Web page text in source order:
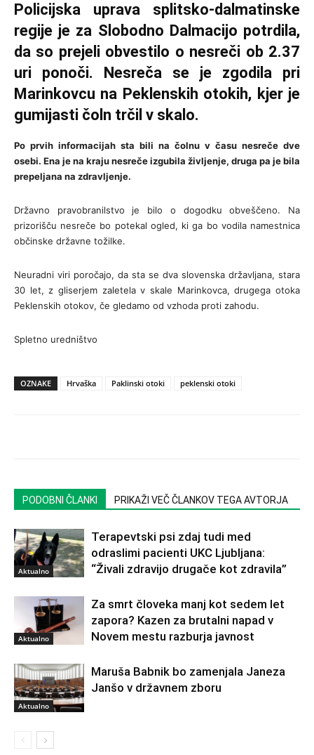
Policijska uprava splitsko-dalmatinske
regije je za Slobodno Dalmacijo potrdila,
da so prejeli obvestilo o nesreči ob 2.37
uri ponoči. Nesreča se je zgodila pri
Marinkovcu na Peklenskih otokih, kjer je
gumijasti čoln trčil v skalo.
Po prvih informacijah sta bili na čolnu v času nesreče dve
osebi. Ena je na kraju nesreče izgubila življenje, druga pa je bila
prepeljana na zdravljenje.
Državno pravobranilstvo je bilo o dogodku obveščeno. Na
prizorišču nesreče bo potekal ogled, ki ga bo vodila namestnica
občinske državne tožilke.
Neuradni viri poročajo, da sta se dva slovenska državljana, stara
30 let, z gliserjem zaletela v skale Marinkovca, drugega otoka
Peklenskih otokov, če gledamo od vzhoda proti zahodu.
Spletno uredništvo
OZNAKE Hrvaška Paklinski otoki peklenski otoki
PODOBNI ČLANKI PRIKAŽI VEČ ČLANKOV TEGA AVTORJA
Aktualno
Terapevtski psi zdaj tudi med
odraslimi pacienti UKC Ljubljana:
“Živali zdravijo drugače kot zdravila”
Aktualno
Za smrt človeka manj kot sedem let
zapora? Kazen za brutalni napad v
Novem mestu razburja javnost
Aktualno
Maruša Babnik bo zamenjala Janeza
Janšo v državnem zboru